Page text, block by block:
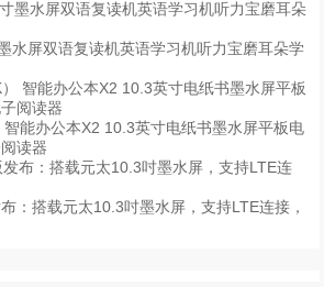
水屏双语复读机英语学习机听力宝磨耳朵学
能办公本X2 10.3英寸电纸书墨水屏平板电
读器
：搭载元太10.3吋墨水屏，支持LTE连接，